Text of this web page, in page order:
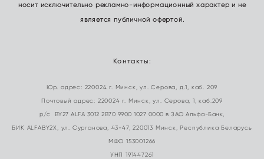
носит исключительно рекламно-информационный характер и не
является публичной офертой.
Контакты:
Юр. адрес: 220024 г. Минск, ул. Серова, д.1, каб. 209
Почтовый адрес: 220024 г. Минск, ул. Серова, 1, каб.209
р/с BY27 ALFA 3012 2B70 9900 1027 0000 в ЗАО Альфа-Банк,
БИК ALFABY2X, ул. Сурганова, 43-47, 220013 Минск, Республика Беларусь
МФО 153001266
УНП 191447261